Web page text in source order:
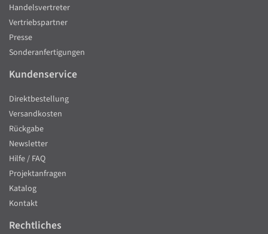
Handelsvertreter
Vertriebspartner
Presse
Sonderanfertigungen
Kundenservice
Direktbestellung
Versandkosten
Rückgabe
Newsletter
Hilfe / FAQ
Projektanfragen
Katalog
Kontakt
Rechtliches